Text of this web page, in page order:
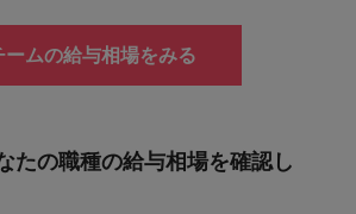
ームの給与相場をみる
たの職種の給与相場を確認し